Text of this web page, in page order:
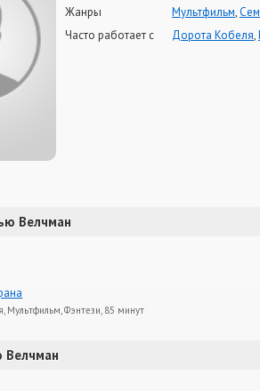
Жанры
Мультфильм,
Часто работает с
Дорота Кобеля,
Велчман
Мультфильм, Фэнтези, 85 минут